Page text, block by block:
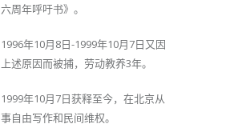
六周年呼吁书》。
1996年10月8日-1999年10月7日又因
上述原因而被捕，劳动教养3年。
1999年10月7日获释至今，在北京从
事自由写作和民间维权。